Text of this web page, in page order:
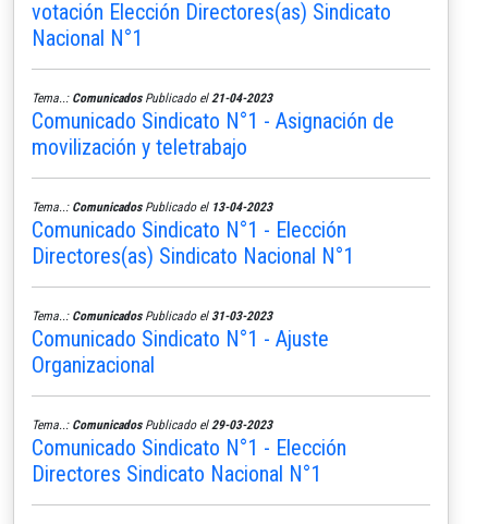
votación Elección Directores(as) Sindicato
Nacional N°1
Tema..: ComunicadosPublicado el 21-04-2023
Comunicado Sindicato N°1 - Asignación de
movilización y teletrabajo
Tema..: ComunicadosPublicado el 13-04-2023
Comunicado Sindicato N°1 - Elección
Directores(as) Sindicato Nacional N°1
Tema..: ComunicadosPublicado el 31-03-2023
Comunicado Sindicato N°1 - Ajuste
Organizacional
Tema..: ComunicadosPublicado el 29-03-2023
Comunicado Sindicato N°1 - Elección
Directores Sindicato Nacional N°1